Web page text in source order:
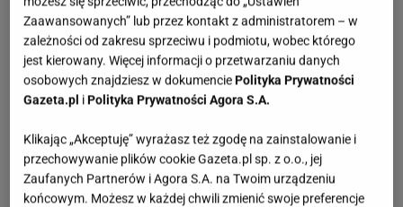
Zaawansowanych” lub przez kontakt z administratorem – w
zależności od zakresu sprzeciwu i podmiotu, wobec którego
jest kierowany. Więcej informacji o przetwarzaniu danych
osobowych znajdziesz w dokumenciePolityka Prywatności
Gazeta.pl iPolityka Prywatności Agora S.A.
Klikając „Akceptuję” wyrażasz też zgodę na zainstalowanie i
przechowywanie plików cookie Gazeta.pl sp. z o.o., jej
Zaufanych Partnerów i Agora S.A. na Twoim urządzeniu
końcowym. Możesz w każdej chwili zmienić swoje preferencje